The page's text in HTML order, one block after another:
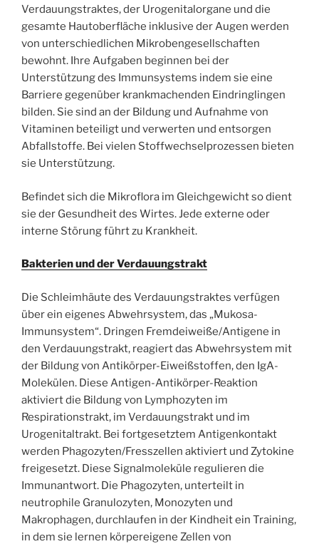
Verdauungstraktes, der Urogenitalorgane und die
gesamte Hautoberfläche inklusive der Augen werden
von unterschiedlichen Mikrobengesellschaften
bewohnt. Ihre Aufgaben beginnen bei der
Unterstützung des Immunsystems indem sie eine
Barriere gegenüber krankmachenden Eindringlingen
bilden. Sie sind an der Bildung und Aufnahme von
Vitaminen beteiligt und verwerten und entsorgen
Abfallstoffe. Bei vielen Stoffwechselprozessen bieten
sie Unterstützung.
Befindet sich die Mikroflora im Gleichgewicht so dient
sie der Gesundheit des Wirtes. Jede externe oder
interne Störung führt zu Krankheit.
Bakterien und der Verdauungstrakt
Die Schleimhäute des Verdauungstraktes verfügen
über ein eigenes Abwehrsystem, das „Mukosa-
Immunsystem“. Dringen Fremdeiweiße/Antigene in
den Verdauungstrakt, reagiert das Abwehrsystem mit
der Bildung von Antikörper-Eiweißstoffen, den IgA-
Molekülen. Diese Antigen-Antikörper-Reaktion
aktiviert die Bildung von Lymphozyten im
Respirationstrakt, im Verdauungstrakt und im
Urogenitaltrakt. Bei fortgesetztem Antigenkontakt
werden Phagozyten/Fresszellen aktiviert und Zytokine
freigesetzt. Diese Signalmoleküle regulieren die
Immunantwort. Die Phagozyten, unterteilt in
neutrophile Granulozyten, Monozyten und
Makrophagen, durchlaufen in der Kindheit ein Training,
in dem sie lernen körpereigene Zellen von